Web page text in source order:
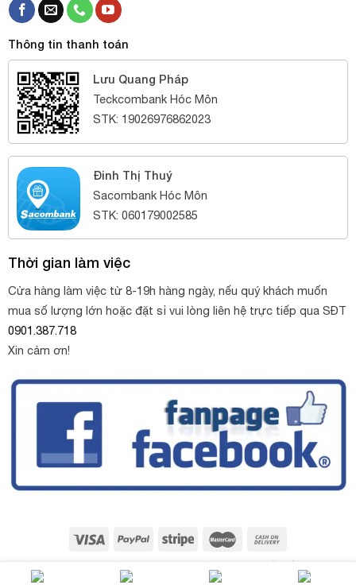
Thông tin thanh toán
Lưu Quang Pháp
Teckcombank Hóc Môn
STK: 19026976862023
Đinh Thị Thuý
Sacombank Hóc Môn
STK: 060179002585
Thời gian làm việc
Cửa hàng làm việc từ 8-19h hàng ngày, nếu quý khách muốn
mua số lượng lớn hoặc đặt sỉ vui lòng liên hệ trực tiếp qua SĐT
0901.387.718
Xin cảm ơn!
Copyright 2026 © Sỏi trang trí Thùy Oanh
. Thiết kế web bởi